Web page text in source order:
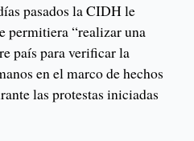
pasados la CIDH le
permitiera “realizar una
país para verificar la
en el marco de hechos
las protestas iniciadas